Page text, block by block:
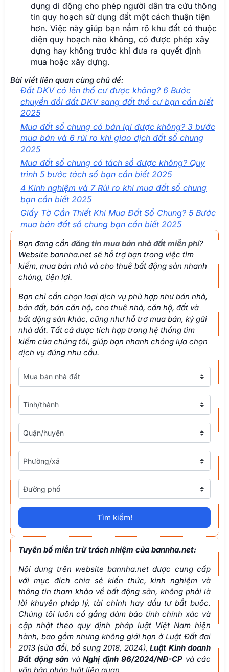
Mua đất sổ chung có bán lại được không? 3 bước
mua bán và 6 rủi ro khi giao dịch đất sổ chung
2025
Mua đất sổ chung có tách sổ được không? Quy
trình 5 bước tách sổ bạn cần biết 2025
bạn cần biết 2025
Giấy Tờ Cần Thiết Khi Mua Đất Sổ Chung? 5 Bước
mua bán đất sổ chung bạn cần biết 2025
Bạn đang cầnđăng tin mua bán nhà đất miễn phí?
Website bannha.net sẽ hỗ trợ bạn trong việc tìm
kiếm, mua bán nhà và cho thuê bất động sản nhanh
chóng, tiện lợi.
Bạn chỉ cần chọn loại dịch vụ phù hợp như bán nhà,
bán đất, bán căn hộ, cho thuê nhà, căn hộ, đất và
bất động sản khác, cũng như hỗ trợ mua bán, ký gửi
nhà đất. Tất cả được tích hợp trong hệ thống tìm
kiếm của chúng tôi, giúp bạn nhanh chóng lựa chọn
Loại nhà đất
Tỉnh/thành
Tỉnh/thành
Phường/xã
Đường phố
Tuyên bố miễn trừ trách nhiệm của bannha.net:
Nội dung trên website bannha.net được cung cấp
với mục đích chia sẻ kiến thức, kinh nghiệm và
lời khuyên pháp lý, tài chính hay đầu tư bắt buộc.
Chúng tôi luôn cố gắng đảm bảo tính chính xác và
cập nhật theo quy định pháp luật Việt Nam hiện
hành, bao gồm nhưng không giới hạn ở Luật Đất đai
2013 (sửa đổi, bổ sung 2018, 2024),Luật Kinh doanh
văn bản pháp luật liên quan.
Tuy nhiên, các quy định pháp luật có thể thay đổi
theo thời gian và từng trường hợp cụ thể. Do đó,
bannha.net không chịu trách nhiệm đối với bất kỳ
quyết định nào của người đọc dựa trên thông tin từ
website. Trước khi thực hiện giao dịch, bạn nên
tham khảo thêm ý kiến từ luật sư, chuyên gia tài
chính hoặc cơ quan quản lý nhà nước có thẩm
quyền để được tư vấn chính xác nhất.